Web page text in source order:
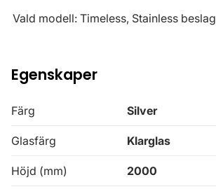
Vald modell: Timeless, Stainless beslag
Egenskaper
Färg Silver
Glasfärg Klarglas
Höjd (mm) 2000